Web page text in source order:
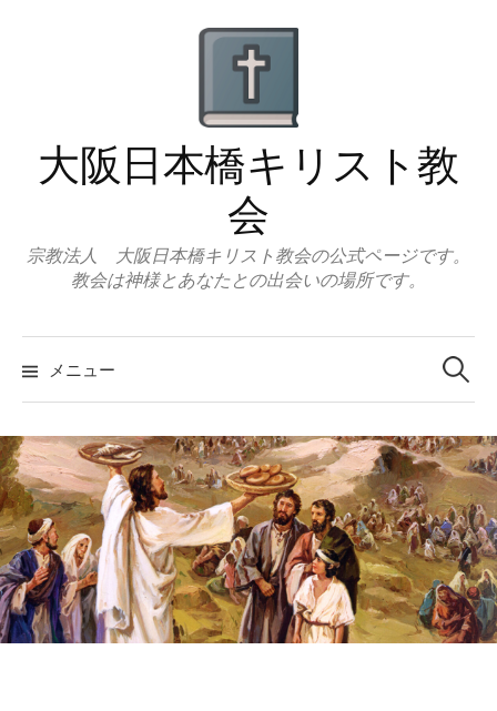
ッ
大阪日本橋キリスト教
会
宗教法人 大阪日本橋キリスト教会の公式ページです。
教会は神様とあなたとの出会いの場所です。
メニュー
検
索: